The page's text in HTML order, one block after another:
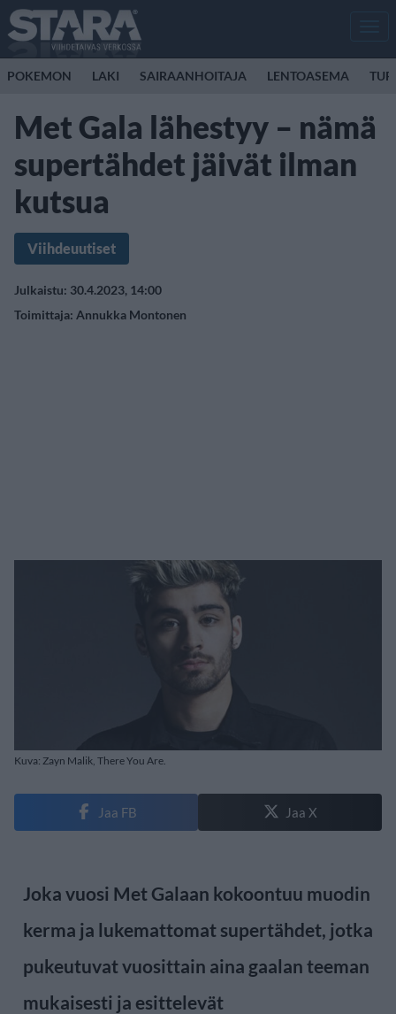
POKEMON LAKI SAIRAANHOITAJA LENTOASEMA
Met Gala lähestyy – nämä
supertähdet jäivät ilman
kutsua
Viihdeuutiset
Julkaistu: 30.4.2023, 14:00
Toimittaja: Annukka Montonen
Kuva: Zayn Malik, There You Are.
Jaa FB Jaa X
Joka vuosi Met Galaan kokoontuu muodin
kerma ja lukemattomat supertähdet, jotka
pukeutuvat vuosittain aina gaalan teeman
mukaisesti ja esittelevät